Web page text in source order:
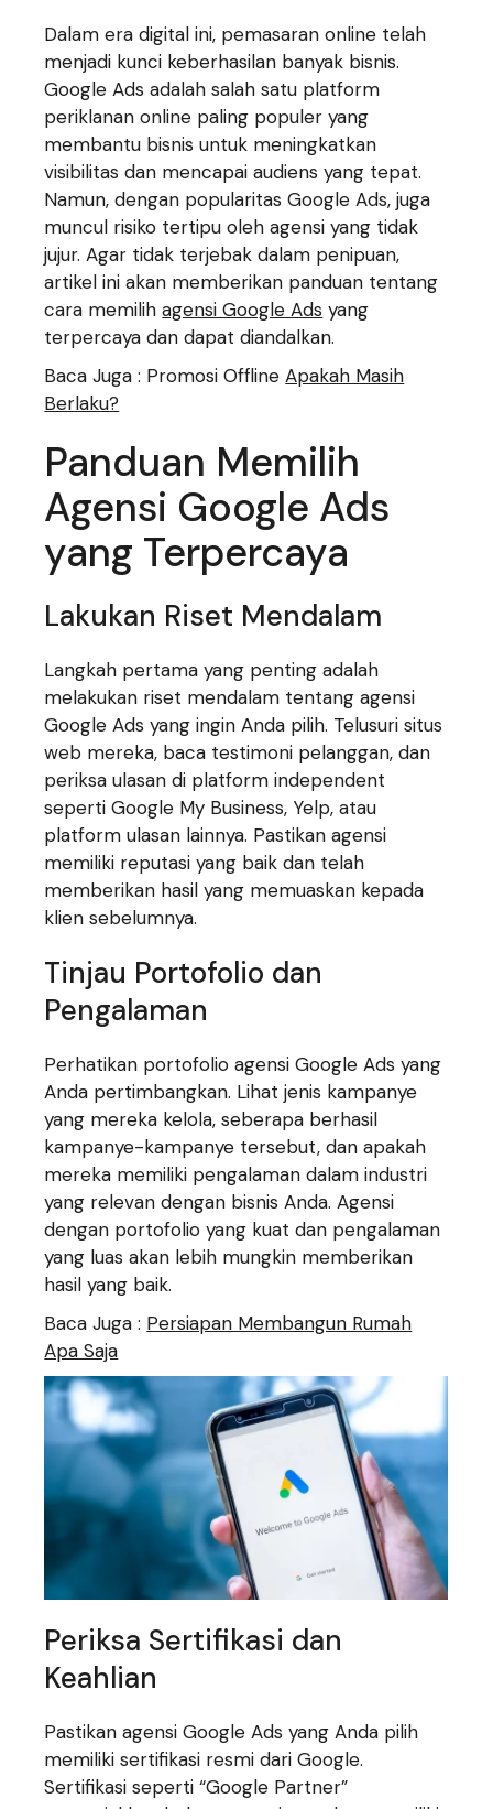
Dalam era digital ini, pemasaran online telah
menjadi kunci keberhasilan banyak bisnis.
Google Ads adalah salah satu platform
periklanan online paling populer yang
membantu bisnis untuk meningkatkan
visibilitas dan mencapai audiens yang tepat.
Namun, dengan popularitas Google Ads, juga
muncul risiko tertipu oleh agensi yang tidak
jujur. Agar tidak terjebak dalam penipuan,
artikel ini akan memberikan panduan tentang
cara memilihagensi Google Ads yang
terpercaya dan dapat diandalkan.
Baca Juga : Promosi OfflineApakah Masih
Berlaku?
Panduan Memilih
Agensi Google Ads
yang Terpercaya
Lakukan Riset Mendalam
Langkah pertama yang penting adalah
melakukan riset mendalam tentang agensi
Google Ads yang ingin Anda pilih. Telusuri situs
web mereka, baca testimoni pelanggan, dan
periksa ulasan di platform independent
seperti Google My Business, Yelp, atau
platform ulasan lainnya. Pastikan agensi
memiliki reputasi yang baik dan telah
memberikan hasil yang memuaskan kepada
klien sebelumnya.
Tinjau Portofolio dan
Pengalaman
Perhatikan portofolio agensi Google Ads yang
Anda pertimbangkan. Lihat jenis kampanye
yang mereka kelola, seberapa berhasil
kampanye-kampanye tersebut, dan apakah
mereka memiliki pengalaman dalam industri
yang relevan dengan bisnis Anda. Agensi
dengan portofolio yang kuat dan pengalaman
yang luas akan lebih mungkin memberikan
hasil yang baik.
Baca Juga : Persiapan Membangun Rumah
Apa Saja
Periksa Sertifikasi dan
Keahlian
Pastikan agensi Google Ads yang Anda pilih
memiliki sertifikasi resmi dari Google.
Sertifikasi seperti “Google Partner”